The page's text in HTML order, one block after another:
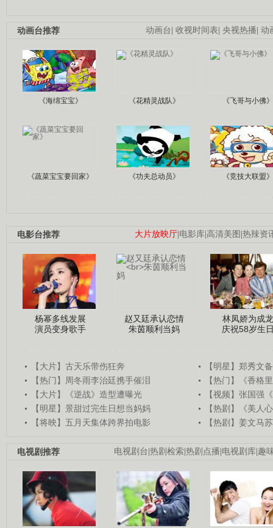
动画台 收视时间表 央视热播 动
动画台推荐
《海绵宝宝》 《花精灵战队》 《飞哥与小佛》
《蔬菜宝宝要回家》 《功夫总动员》 《竞技大联盟》
大片放映厅 电影库 高清美图 热辣资
电影台推荐
杨幂多线发展
演员变身歌手
赵又廷承认恋情
朱茵顺利当妈
林凤娇为成龙
庆祝58岁生
【大片】古天乐带伤狂奔
【明星】郑秀文
【热门】周冬雨李治廷携手催泪
【热门】《香格
【大片】《逆战》造型遭曝光
【视频】张国强
【明星】景甜过完生日想当妈妈
【热剧】《美人
【将映】五月天集体跨界拍电影
【热剧】姜文马
电视剧台 热剧检索 热剧点播 电视剧库 趣
电视剧推荐